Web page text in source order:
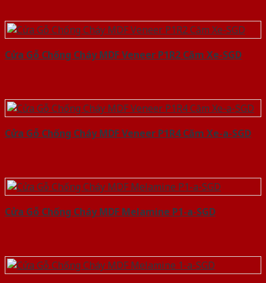
Cửa Gỗ Chống Cháy MDF Veneer P1R2 Căm Xe-SGD
Cửa Gỗ Chống Cháy MDF Veneer P1R4 Căm Xe-a-SGD
Cửa Gỗ Chống Cháy MDF Melamine P1-a-SGD